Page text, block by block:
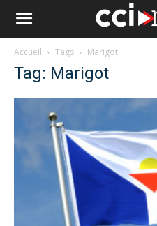
Accueil Tags Marigot
Tag: Marigot